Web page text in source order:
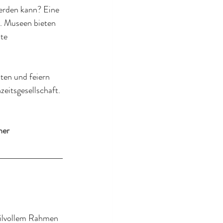
kann? Eine
bieten
und feiern
Rahmen